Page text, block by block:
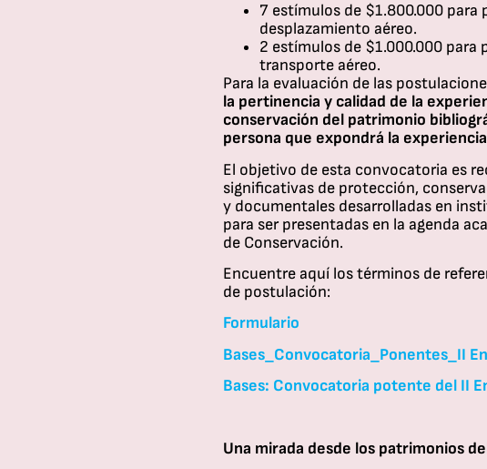
7 estímulos de $1.800.000
desplazamiento aéreo.
2 estímulos de $1.000.000
transporte aéreo.
Para la evaluación de las
la pertinencia y calidad de la
conservación del patrimonio
persona que expondrá la
El objetivo de esta convocatoria es
significativas de protección,
y documentales desarrolladas en
para ser presentadas en la agenda
de Conservación.
Encuentre aquí los términos de
de postulación:
Formulario
Bases_Convocatoria_Ponentes_II
Bases: Convocatoria potente del II
Una mirada desde los patrimonios